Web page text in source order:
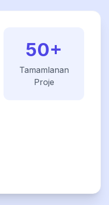
50+
Tamamlanan
Proje